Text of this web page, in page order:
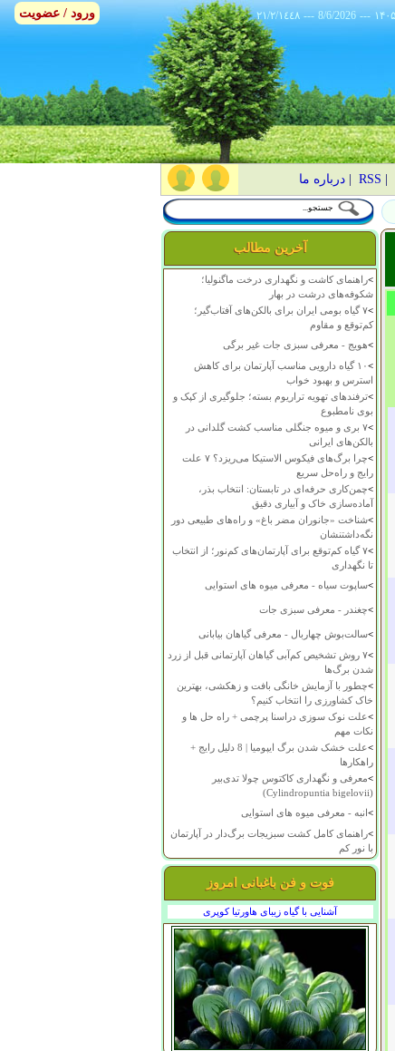
٢١/٢/١٤٤٨ --- 8/6/2026 ---
RSS
|درباره ما
آخرین مطالب
>راهنمای کاشت و نگهداری درخت ماگنولیا؛
شکوفه‌های درشت در بهار
>
۷ گیاه بومی ایران برای بالکن‌های آفتاب‌گیر؛
کم‌توقع و مقاوم
>هویج - معرفی سبزی جات غیر برگی
>
۱۰ گیاه دارویی مناسب آپارتمان برای کاهش
استرس و بهبود خواب
>ترفندهای تهویه تراریوم بسته؛ جلوگیری از کپک و
بوی نامطبوع
>
۷ بری و میوه جنگلی مناسب کشت گلدانی در
بالکن‌های ایرانی
>
چرا برگ‌های فیکوس الاستیکا می‌ریزد؟ ۷ علت
رایج و راه‌حل سریع
>چمن‌کاری حرفه‌ای در تابستان: انتخاب بذر،
آماده‌سازی خاک و آبیاری دقیق
>شناخت «جانوران مضر باغ» و راه‌های طبیعی دور
نگه‌داشتنشان
>
۷ گیاه کم‌توقع برای آپارتمان‌های کم‌نور؛ از انتخاب
تا نگهداری
>ساپوت سیاه - معرفی میوه های استوایی
>چغندر - معرفی سبزی جات
>سالت‌بوش چهاربال - معرفی گیاهان بیابانی
>
۷ روش تشخیص کم‌آبی گیاهان آپارتمانی قبل از زرد
شدن برگ‌ها
>چطور با آزمایش خانگی بافت و زهکشی، بهترین
خاک کشاورزی را انتخاب کنیم؟
>علت نوک سوزی دراسنا پرچمی + راه حل ها و
نکات مهم
>
علت خشک شدن برگ ایپومیا | 8 دلیل رایج +
راهکارها
>معرفی و نگهداری کاکتوس چولا تدی‌بیر
(Cylindropuntia bigelovii)
>انبه - معرفی میوه های استوایی
>راهنمای کامل کشت سبزیجات برگ‌دار در آپارتمان
با نور کم
فوت و فن باغبانی امروز
آشنایی با گیاه زیبای هاورتیا کوپری
ورود / عضویت